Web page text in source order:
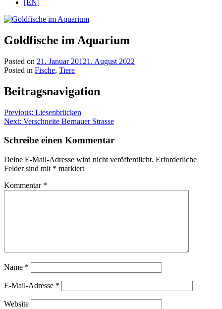
[EN]
Goldfische im Aquarium
Posted on 21. Januar 20121. August 2022
Posted in Fische, Tiere
Beitragsnavigation
Previous: Liesenbrücken
Next: Verschneite Bernauer Strasse
Schreibe einen Kommentar
Deine E-Mail-Adresse wird nicht veröffentlicht. Erforderliche
Felder sind mit * markiert
Kommentar *
Name *
E-Mail-Adresse *
Website